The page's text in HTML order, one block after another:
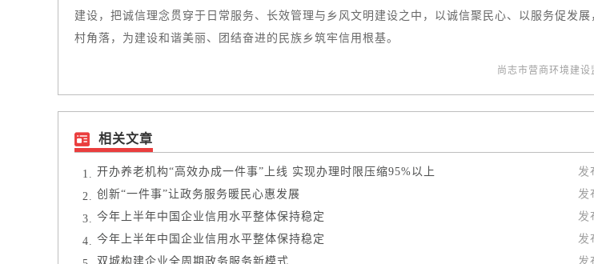
建设，把诚信理念贯穿于日常服务、长效管理与乡风文明建设之中，以诚信聚民心、以服务促发展
村角落，为建设和谐美丽、团结奋进的民族乡筑牢信用根基。
尚志市营商环境建设
相关文章
开办养老机构“高效办成一件事”上线 实现办理时限压缩95%以上 发
创新“一件事”让政务服务暖民心惠发展
发
今年上半年中国企业信用水平整体保持稳定
发
今年上半年中国企业信用水平整体保持稳定
发
双城构建企业全周期政务服务新模式
发